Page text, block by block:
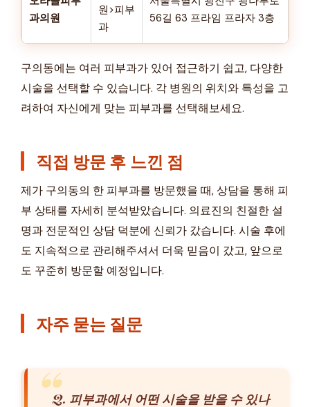
과의원
원>피부
과
56길 63 프라임 프라자 3층
구의동에는 여러 피부과가 있어 접근하기 쉽고, 다양한
시술을 선택할 수 있습니다. 각 병원의 위치와 특성을 고
려하여 자신에게 맞는 피부과를 선택해보세요.
직접 방문 후 느낀 점
제가 구의동의 한 피부과를 방문했을 때, 상담을 통해 피
부 상태를 자세히 분석받았습니다. 의료진의 친절한 설
명과 전문적인 상담 덕분에 신뢰가 갔습니다. 시술 후에
도 지속적으로 관리해주셔서 더욱 믿음이 갔고, 앞으로
도 꾸준히 방문할 예정입니다.
자주 묻는 질문
Q. 피부과에서 어떤 시술을 받을 수 있나